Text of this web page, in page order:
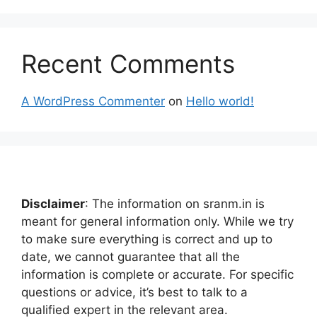
Recent Comments
A WordPress Commenter on Hello world!
Disclaimer: The information on sranm.in is
meant for general information only. While we try
to make sure everything is correct and up to
date, we cannot guarantee that all the
information is complete or accurate. For specific
questions or advice, it’s best to talk to a
qualified expert in the relevant area.